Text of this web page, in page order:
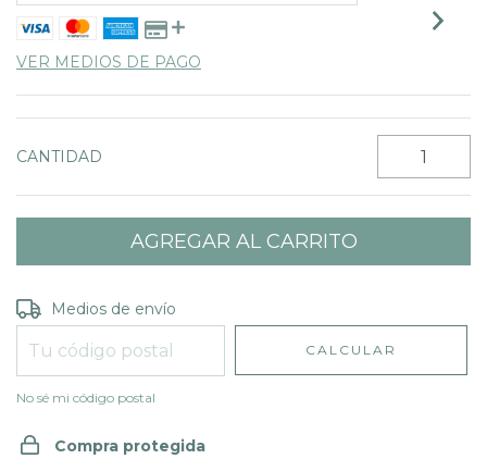
VER MEDIOS DE PAGO
CANTIDAD
Entregas para el CP:
Medios de envío
CALCULAR
No sé mi código postal
Compra protegida